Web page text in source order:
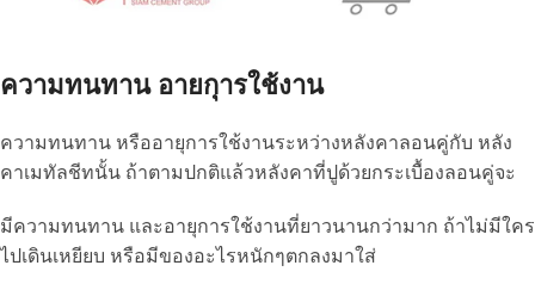
ความทนทาน อายกุารใช้งาน
ความทนทาน หรืออายุการใช้งานระหว่างหลังคาลอนคู่กับ หลัง
คาเมทัลชีทนั้น ถ้าตามปกติแล้วหลังคาที่ปูด้วยกระเบื้องลอนคู่จะ
มีความทนทาน และอายุการใช้งานที่ยาวนานกว่ามาก ถ้าไม่มีใคร
ไปเดินเหยียบ หรือมีของอะไรหนักๆตกลงมาใส่